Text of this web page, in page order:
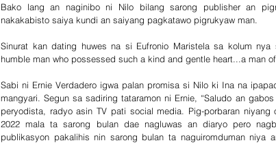
Bako lang an naginibo ni Nilo bilang sarong publisher an
nakakabisto saiya kundi an saiyang pagkatawo pigrukyaw man.
Sinurat kan dating huwes na si Eufronio Maristela sa kolum
humble man who possessed such a kind and gentle heart...a man
Sabi ni Ernie Verdadero igwa palan promisa si Nilo ki Ina na
mangyari. Segun sa sadiring tataramon ni Ernie, “Saludo an
peryodista, radyo asin TV pati social media. Pig-porbaran
2022 mala ta sarong bulan dae nagluwas an diaryo pero
publikasyon pakalihis nin sarong bulan ta naguiromduman niya